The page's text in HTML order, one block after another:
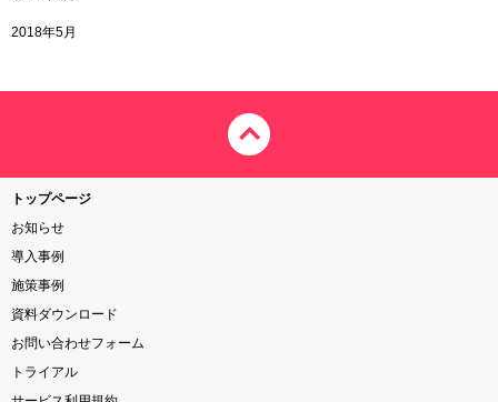
2018年5月
トップページ
お知らせ
導入事例
施策事例
資料ダウンロード
お問い合わせフォーム
トライアル